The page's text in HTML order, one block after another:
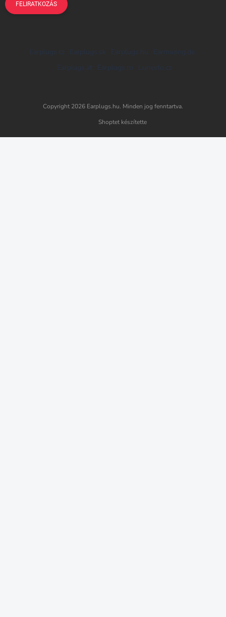
FELIRATKOZÁS
Earplugs.cz Earplugs.sk Earplugs.hu
Earmazing.de
Earplugs.at
Earplugs.ro Lunesto.cz
Shoptet készítette
Copyright 2026 Earplugs.hu. Minden jog fenntartva.